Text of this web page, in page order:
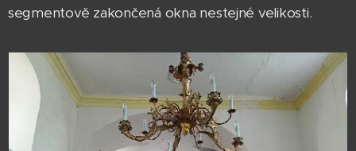
segmentově zakončená okna nestejné velikosti.